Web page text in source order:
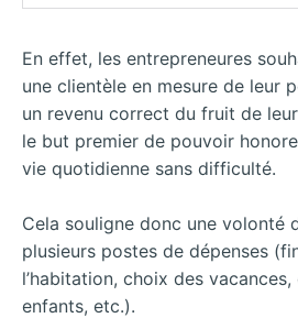
En effet, les entrepreneures
une clientèle en mesure de leur
un revenu correct du fruit de
le but premier de pouvoir
vie quotidienne sans difficulté.
Cela souligne donc une volonté
plusieurs postes de dépenses
l’habitation, choix des
enfants, etc.).